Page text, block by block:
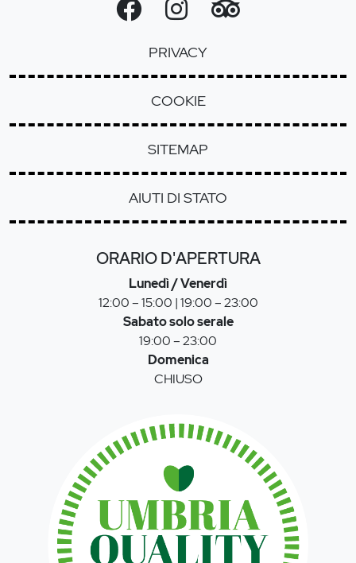
PRIVACY
COOKIE
SITEMAP
AIUTI DI STATO
ORARIO D'APERTURA
Lunedì / Venerdì
12:00 – 15:00 | 19:00 – 23:00
Sabato solo serale
19:00 – 23:00
Domenica
CHIUSO